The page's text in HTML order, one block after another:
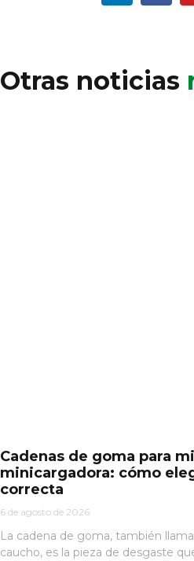
Otras noticias
Cadenas de goma para
minicargadora: cómo
correcta
6 de agosto de 2026
La cadena de goma, también
caucho, es la pieza de desgaste